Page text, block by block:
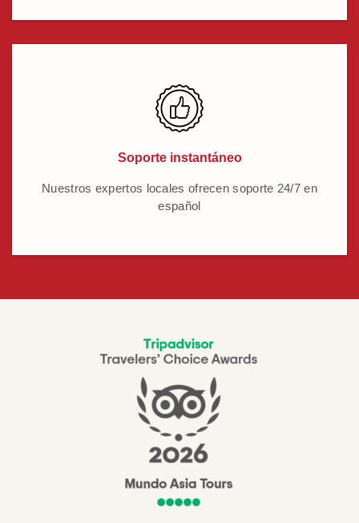
Soporte instantáneo
Nuestros expertos locales ofrecen soporte 24/7 en
español